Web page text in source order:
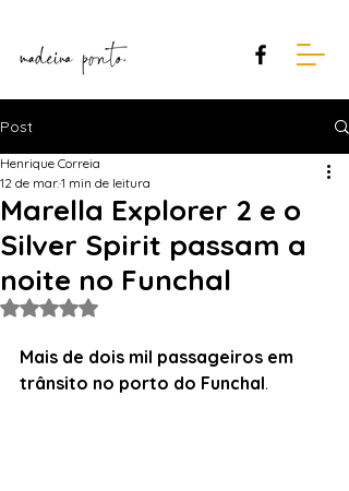
Post
Marella Explorer 2 e o
Silver Spirit passam a
noite no Funchal
Henrique Correia
12 de mar.1 min de leitura
Avaliado com NaN de 5 estrelas.
Mais de dois mil passageiros em
trânsito no porto do Funchal.